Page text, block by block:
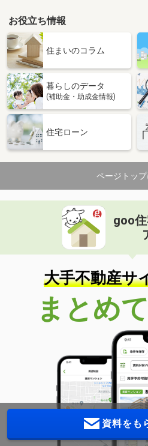
お役立ち情報
住まいのコラム
暮らしのデータ
(補助金・助成金情報)
住宅ローン
ページトップ
goo
大手不動産サ
まとめ
資料をも